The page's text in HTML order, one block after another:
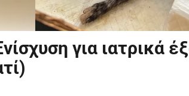
για ιατρικά